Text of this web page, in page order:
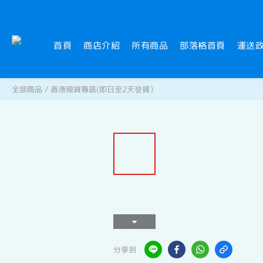
首頁 商店介紹 所有商品 部落格首頁 運送
全部商品 / 香港現貨專區(即日至2天發貨）
分享到